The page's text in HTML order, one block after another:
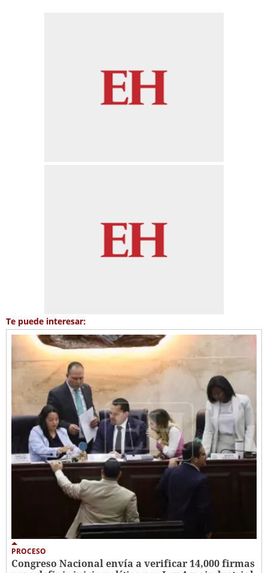
Te puede interesar:
PROCESO
Congreso Nacional envía a verificar 14,000 firmas